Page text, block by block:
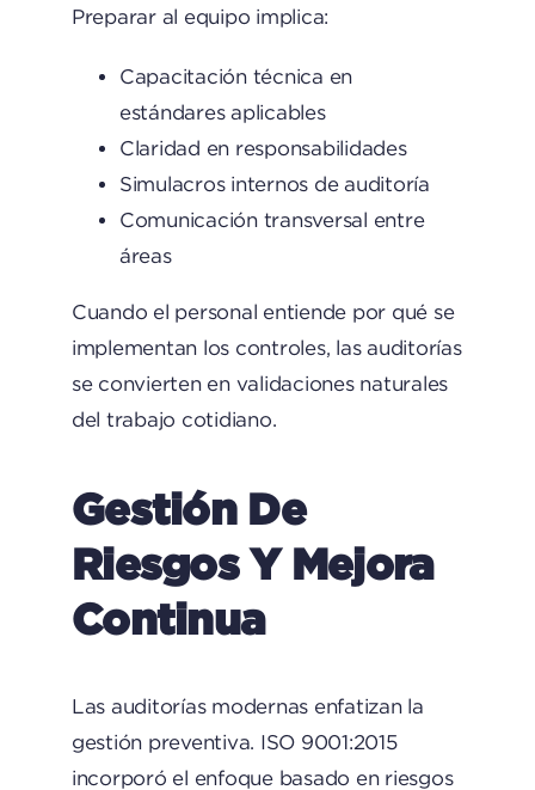
Preparar al equipo implica:
Capacitación técnica en
estándares aplicables
Claridad en responsabilidades
Simulacros internos de auditoría
Comunicación transversal entre
áreas
Cuando el personal entiende por qué se
implementan los controles, las auditorías
se convierten en validaciones naturales
del trabajo cotidiano.
Gestión De
Riesgos Y Mejora
Continua
Las auditorías modernas enfatizan la
gestión preventiva. ISO 9001:2015
incorporó el enfoque basado en riesgos